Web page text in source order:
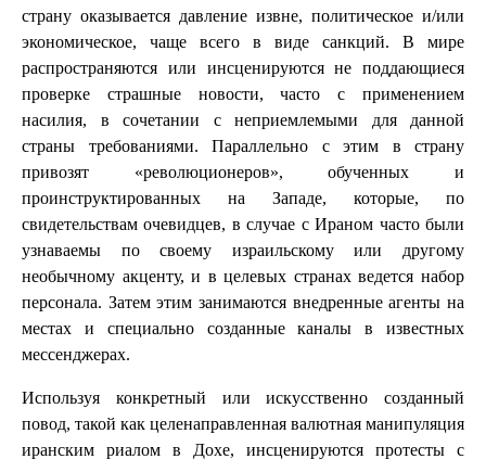
страну оказывается давление извне, политическое и/или
экономическое, чаще всего в виде санкций. В мире
распространяются или инсценируются не поддающиеся
проверке страшные новости, часто с применением
насилия, в сочетании с неприемлемыми для данной
страны требованиями. Параллельно с этим в страну
привозят «революционеров», обученных и
проинструктированных на Западе, которые, по
свидетельствам очевидцев, в случае с Ираном часто были
узнаваемы по своему израильскому или другому
необычному акценту, и в целевых странах ведется набор
персонала. Затем этим занимаются внедренные агенты на
местах и специально созданные каналы в известных
мессенджерах.
Используя конкретный или искусственно созданный
повод, такой как целенаправленная валютная манипуляция
иранским риалом в Дохе, инсценируются протесты с